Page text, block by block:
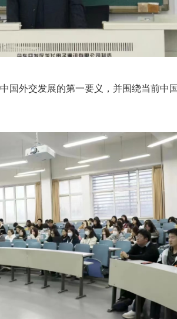
国外交发展的第一要义，并围绕当前中